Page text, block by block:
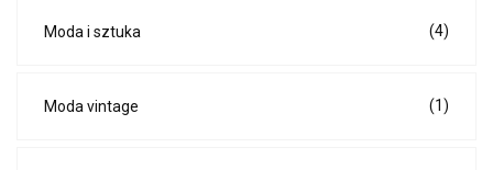
Moda i sztuka (4)
Moda vintage (1)